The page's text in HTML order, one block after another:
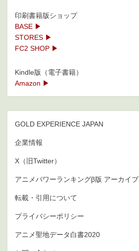
印刷書籍版ショップ
BASE ▶
STORES ▶
FC2 SHOP ▶
Kindle版（電子書籍）
Amazon ▶
GOLD EXPERIENCE JAPAN
企業情報
X（旧Twitter）
アニメパワーランキングβ版 アーカイブ
転載・引用について
プライバシーポリシー
アニメ聖地データ白書2020